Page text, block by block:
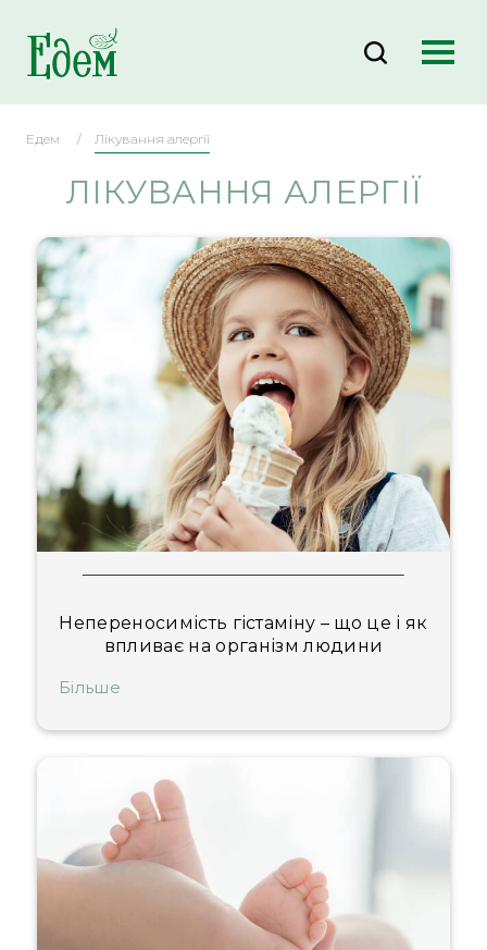
Едем Лікування алергії
ЛІКУВАННЯ АЛЕРГІЇ
Непереносимість гістаміну – що це і як
впливає на організм людини
Більше